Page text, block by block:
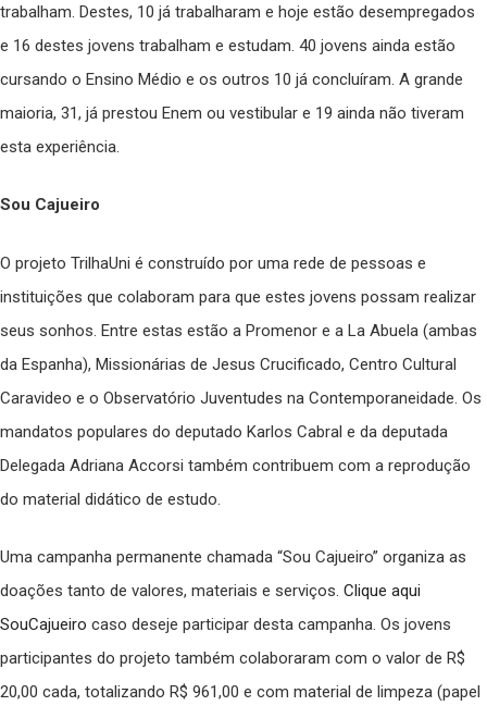
trabalham. Destes, 10 já trabalharam e hoje estão desempregados
e 16 destes jovens trabalham e estudam. 40 jovens ainda estão
cursando o Ensino Médio e os outros 10 já concluíram. A grande
maioria, 31, já prestou Enem ou vestibular e 19 ainda não tiveram
esta experiência.
Sou Cajueiro
O projeto TrilhaUni é construído por uma rede de pessoas e
instituições que colaboram para que estes jovens possam realizar
seus sonhos. Entre estas estão a Promenor e a La Abuela (ambas
da Espanha), Missionárias de Jesus Crucificado, Centro Cultural
Caravideo e o Observatório Juventudes na Contemporaneidade. Os
mandatos populares do deputado Karlos Cabral e da deputada
Delegada Adriana Accorsi também contribuem com a reprodução
do material didático de estudo.
Uma campanha permanente chamada “Sou Cajueiro” organiza as
doações tanto de valores, materiais e serviços. Clique aqui
SouCajueiro caso deseje participar desta campanha. Os jovens
participantes do projeto também colaboraram com o valor de R$
20,00 cada, totalizando R$ 961,00 e com material de limpeza (papel